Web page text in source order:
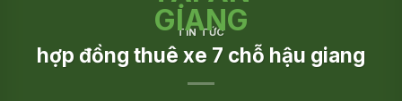
TIN TỨC
hợp đồng thuê xe 7 chỗ hậu giang